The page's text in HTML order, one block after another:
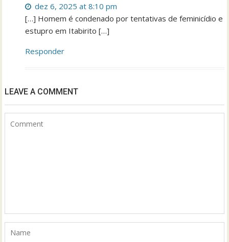
dez 6, 2025 at 8:10 pm
[…] Homem é condenado por tentativas de feminicídio e
estupro em Itabirito […]
Responder
LEAVE A COMMENT